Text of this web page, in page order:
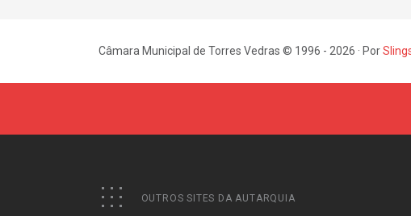
Câmara Municipal de Torres Vedras © 1996 - 2026 · Por
OUTROS SITES DA AUTARQUIA